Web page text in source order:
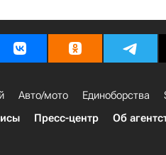
Авто/мото Единоборства
Пресс-центр Об